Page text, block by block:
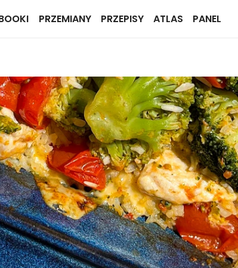
PRZEMIANY PRZEPISY ATLAS PANEL